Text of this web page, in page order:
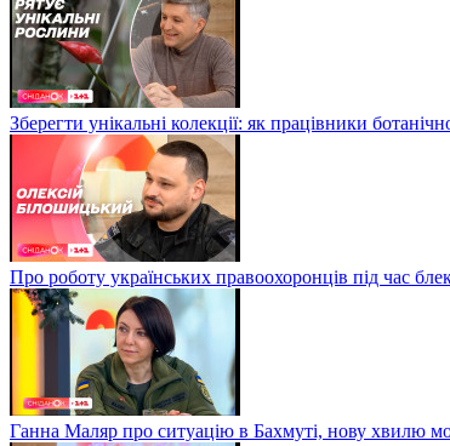
Зберегти унікальні колекції: як працівники
Про роботу українських правоохоронців під час
Ганна Маляр про ситуацію в Бахмуті, нову хвилю